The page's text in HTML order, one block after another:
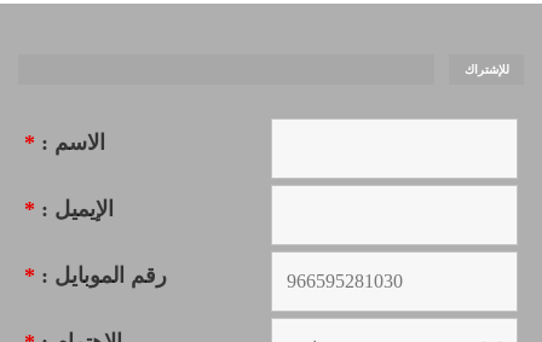
للإشتراك
الاسم : *
الإيميل : *
رقم الموبايل : *